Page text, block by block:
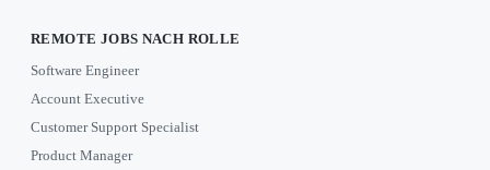
REMOTE JOBS NACH ROLLE
Software Engineer
Account Executive
Customer Support Specialist
Product Manager